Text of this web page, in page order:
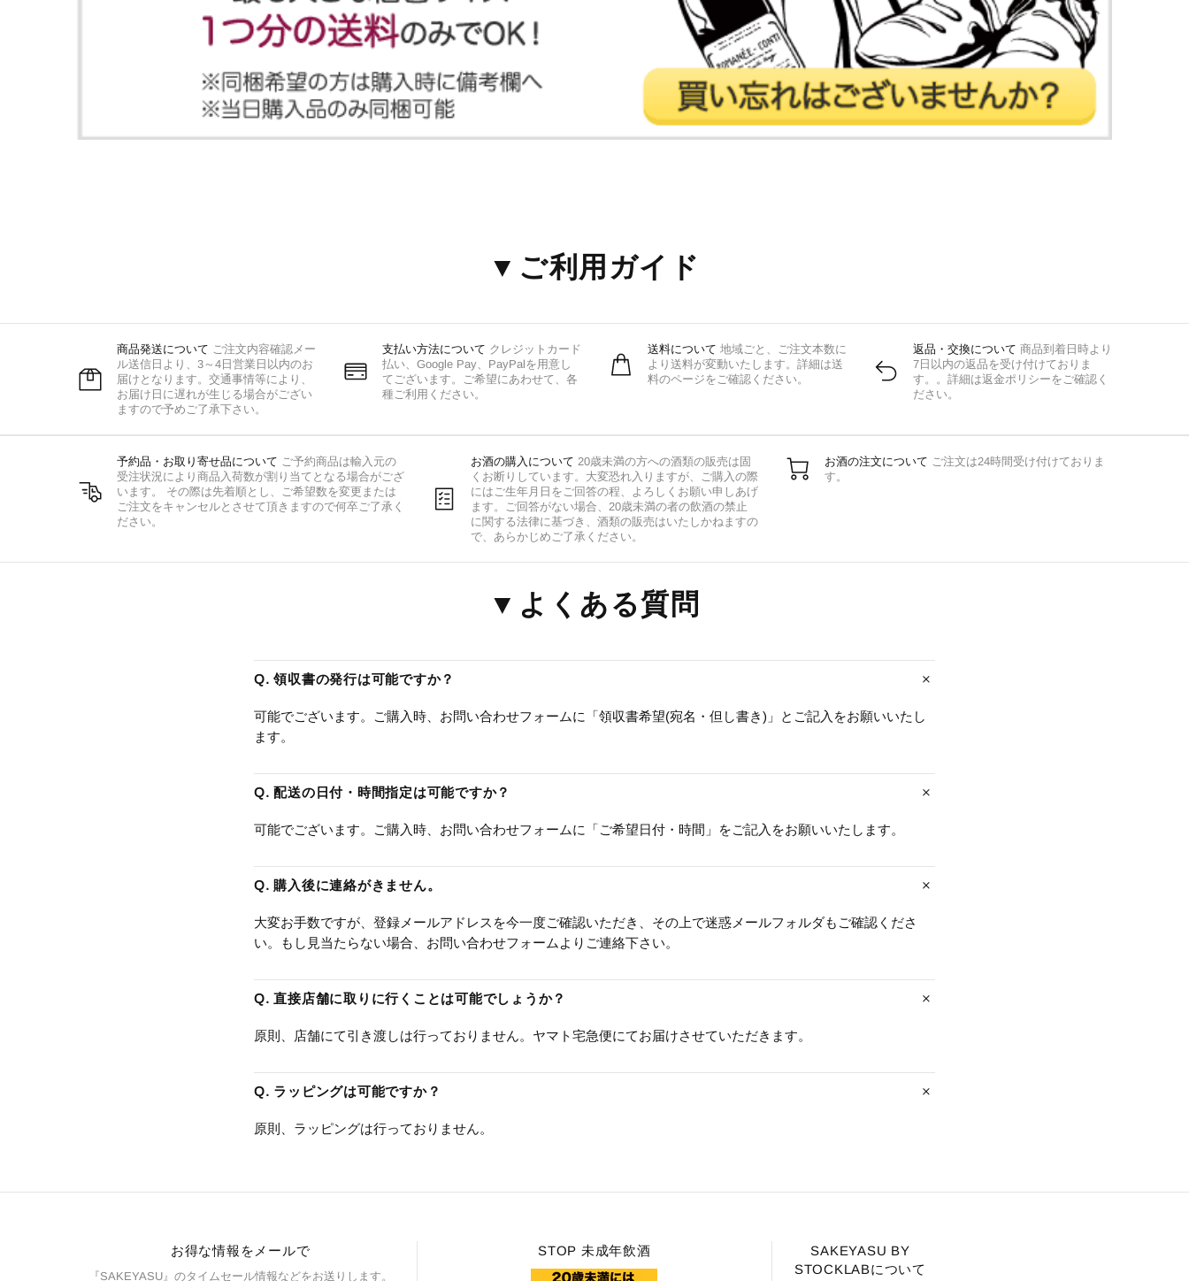
▼ご利用ガイド
商品発送について ご注文内容確認メー
ル送信日より、3～4日営業日以内のお
届けとなります。交通事情等により、
お届け日に遅れが生じる場合がござい
ますので予めご了承下さい。
支払い方法について クレジットカード
払い、Google Pay、PayPalを用意し
てございます。ご希望にあわせて、各
種ご利用ください。
送料について 地域ごと、ご注文本数に
より送料が変動いたします。詳細は送
料のページをご確認ください。
返品・交換について 商品到着日時より
7日以内の返品を受け付けておりま
す。。詳細は返金ポリシーをご確認く
ださい。
予約品・お取り寄せ品について ご予約商品は輸入元の
受注状況により商品入荷数が割り当てとなる場合がござ
います。 その際は先着順とし、ご希望数を変更または
ご注文をキャンセルとさせて頂きますので何卒ご了承く
ださい。
お酒の購入について 20歳未満の方への酒類の販売は固
くお断りしています。大変恐れ入りますが、ご購入の際
にはご生年月日をご回答の程、よろしくお願い申しあげ
ます。ご回答がない場合、20歳未満の者の飲酒の禁止
に関する法律に基づき、酒類の販売はいたしかねますの
で、あらかじめご了承ください。
お酒の注文について ご注文は24時間受け付けておりま
す。
▼よくある質問
Q. 領収書の発行は可能ですか？
可能でございます。ご購入時、お問い合わせフォームに「領収書希望(宛名・但し書き)」とご記入をお願いいたし
ます。
Q. 配送の日付・時間指定は可能ですか？
可能でございます。ご購入時、お問い合わせフォームに「ご希望日付・時間」をご記入をお願いいたします。
Q. 購入後に連絡がきません。
大変お手数ですが、登録メールアドレスを今一度ご確認いただき、その上で迷惑メールフォルダもご確認くださ
い。もし見当たらない場合、お問い合わせフォームよりご連絡下さい。
Q. 直接店舗に取りに行くことは可能でしょうか？
原則、店舗にて引き渡しは行っておりません。ヤマト宅急便にてお届けさせていただきます。
Q. ラッピングは可能ですか？
原則、ラッピングは行っておりません。
お得な情報をメールで
『SAKEYASU』のタイムセール情報などをお送りします。
STOP 未成年飲酒
SAKEYASU BY
STOCKLABについて